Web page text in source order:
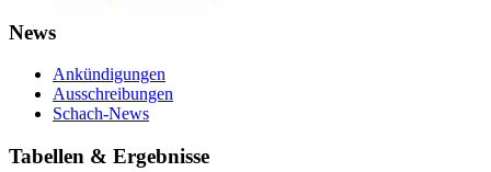
News
Ankündigungen
Ausschreibungen
Schach-News
Tabellen & Ergebnisse